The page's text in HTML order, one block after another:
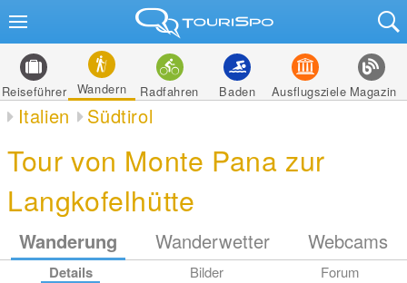
Reiseführer Wandern Radfahren Baden Ausflugsziele Magazin
Italien Südtirol
Tour von Monte Pana zur
Langkofelhütte
Wanderung Wanderwetter Webcams
Details Bilder Forum